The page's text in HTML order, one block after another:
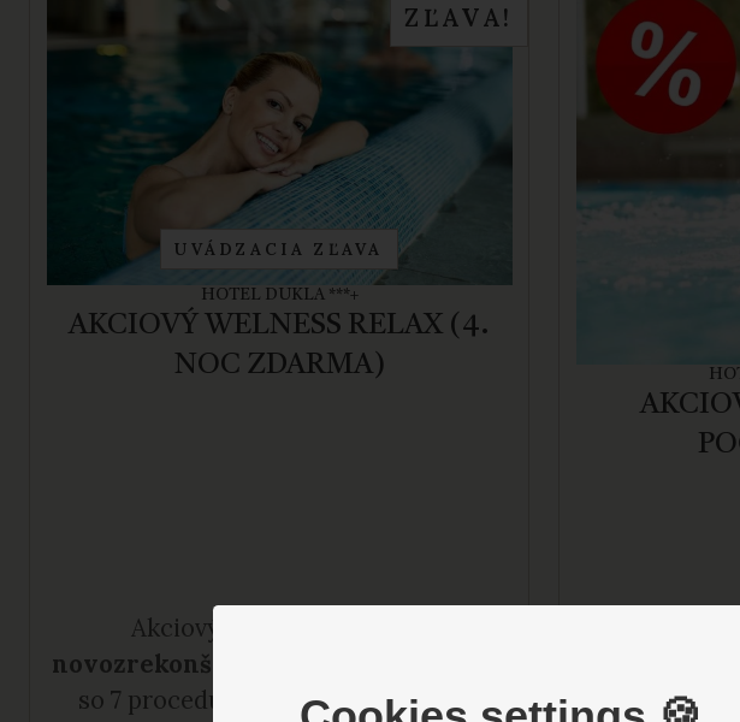
ZĽAVA!
UVÁDZACIA ZĽAVA
HOTEL DUKLA ***+
AKCIOVÝ WELNESS RELAX (4.
NOC ZDARMA)
Akciový relaxačný pobyt v
novozrekonštruovanom hoteli Dukla
so 7 procedúrami a neobmedzeným
Vaše telo v